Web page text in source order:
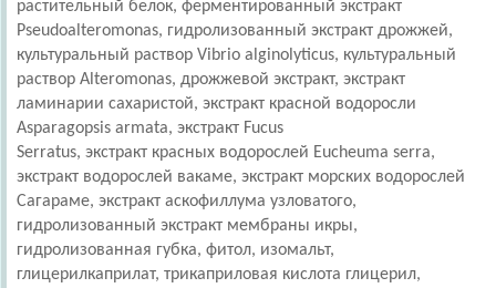
растительный белок, ферментированный экстракт
Pseudoalteromonas, гидролизованный экстракт дрожжей,
культуральный раствор Vibrio alginolyticus, культуральный
раствор Alteromonas, дрожжевой экстракт, экстракт
ламинарии сахаристой, экстракт красной водоросли
Asparagopsis armata, экстракт Fucus
Serratus, экстракт красных водорослей Eucheuma serra,
экстракт водорослей вакаме, экстракт морских водорослей
Сагараме, экстракт аскофиллума узловатого,
гидролизованный экстракт мембраны икры,
гидролизованная губка, фитол, изомальт,
глицерилкаприлат, трикаприловая кислота глицерил,